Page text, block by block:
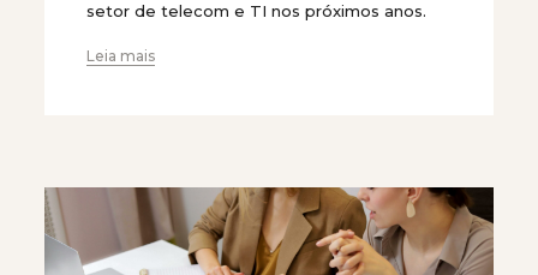
setor de telecom e TI nos próximos anos.
Leia mais